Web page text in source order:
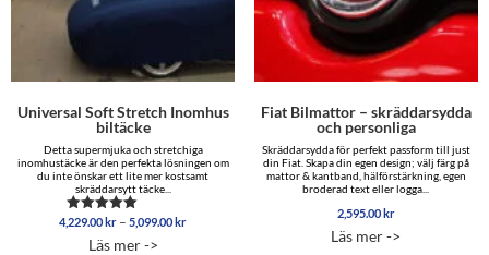
Universal Soft Stretch Inomhus
biltäcke
Detta supermjuka och stretchiga
inomhustäcke är den perfekta lösningen om
du inte önskar ett lite mer kostsamt
skräddarsytt täcke...
Betygsatt
av 5
4,229.00kr – 5,099.00krPrisintervall:
Läs mer ->
Fiat Bilmattor – skräddarsydda
och personliga
Skräddarsydda för perfekt passform till just
din Fiat. Skapa din egen design; välj färg på
mattor & kantband, hälförstärkning, egen
broderad text eller logga...
2,595.00kr
Läs mer ->